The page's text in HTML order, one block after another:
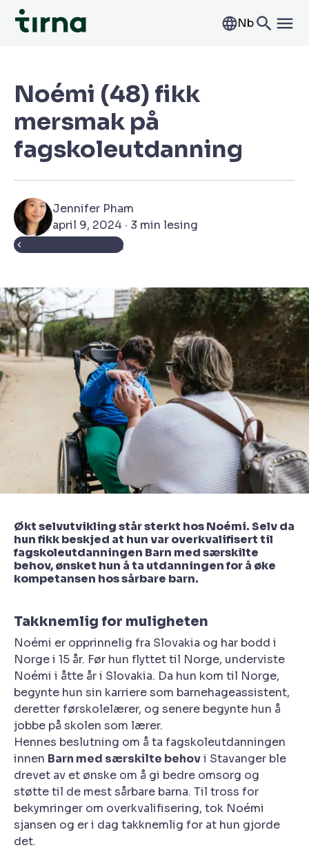
Nb
Noémi (48) fikk
mersmak på
fagskoleutdanning
Jennifer Pham
april 9, 2024 · 3 min lesing
Tilbake til Aktuelt
Økt selvutvikling står sterkt hos Noémi. Selv da
hun fikk beskjed at hun var overkvalifisert til
fagskoleutdanningen Barn med særskilte
behov, ønsket hun å ta utdanningen for å øke
kompetansen hos sårbare barn.
Takknemlig for muligheten
Noémi er opprinnelig fra Slovakia og har bodd i
Norge i 15 år. Før hun flyttet til Norge, underviste
Noémi i åtte år i Slovakia. Da hun kom til Norge,
begynte hun sin karriere som barnehageassistent,
deretter førskolelærer, og senere begynte hun å
jobbe på skolen som lærer.
Hennes beslutning om å ta fagskoleutdanningen
innen Barn med særskilte behovi Stavanger ble
drevet av et ønske om å gi bedre omsorg og
støtte til de mest sårbare barna. Til tross for
bekymringer om overkvalifisering, tok Noémi
sjansen og er i dag takknemlig for at hun gjorde
det.